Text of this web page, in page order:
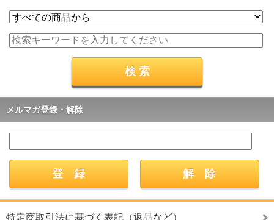
メルマガ登録・解除
特定商取引法に基づく表記（返品など）